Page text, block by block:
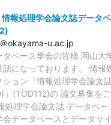
情報処理学会論文誌データ
okayama-u.ac.jp
タベース学会の皆様 岡山大
話になっております。 情報
ション「情報処理学会論文
」(TOD112)の 論文募集を
処理学会論文誌 データベ
会データベースとデータサ